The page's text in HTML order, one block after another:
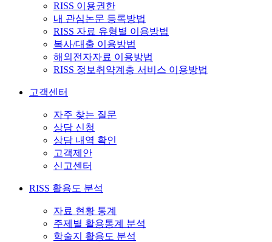
RISS 이용권한
내 관심논문 등록방법
RISS 자료 유형별 이용방법
복사/대출 이용방법
해외전자자료 이용방법
RISS 정보취약계층 서비스 이용방법
고객센터
자주 찾는 질문
상담 신청
상담 내역 확인
고객제안
신고센터
RISS 활용도 분석
자료 현황 통계
주제별 활용통계 분석
학술지 활용도 분석